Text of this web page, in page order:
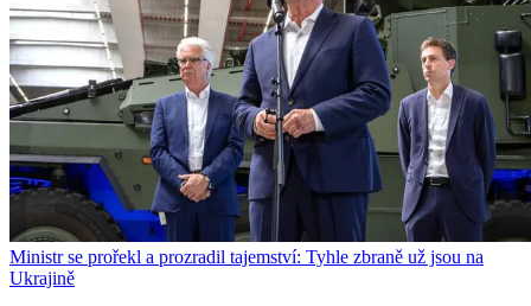
Ministr se prořekl a prozradil tajemství: Tyhle zbraně už jsou na
Ukrajině